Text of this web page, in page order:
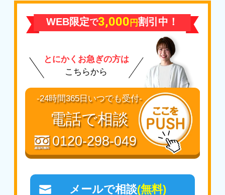
塩竈市/柴田郡大河原町/柴田郡川崎町
田郡柴田町/柴田郡村田町/白石市/仙台市/
仙台市若林区
仙台市宮城野区/仙台市青葉区
【た行】
多賀城市/遠田郡美里町/遠田郡涌谷町/富
谷市/登米市
【な行】
【は行】
【ま行】
宮城郡七ヶ浜町 /宮城郡松島町/宮城郡利府
【か行】
鏡石町 / 葛尾村 / 金山町 / 川内村 / 川俣町 /
桑折町/
【さ行 】
鮫川村 / 下郷町 / 昭和村 / 白河市 / 新地町 /
須賀川市 / 相馬市
【た行】
/ 只見町 / 棚倉町 / 玉川村 / 田村市 /
天栄村 / 富岡町
【な行】
二本松市
天童市
【は行】
東根市
【や行】
山形市 /米沢市
WEB限定で3,000円割引中！
とにかくお急ぎの方は
こちらから
-24時間365日いつでも受付-
電話で相談
0120-298-049
メールで相談(無料)